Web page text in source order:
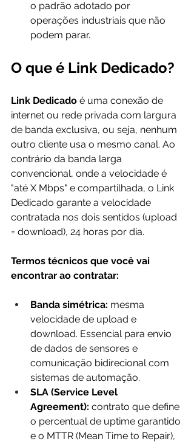
o padrão adotado por
operações industriais que não
podem parar.
O que é Link Dedicado?
Link Dedicado é uma conexão de
internet ou rede privada com largura
de banda exclusiva, ou seja, nenhum
outro cliente usa o mesmo canal. Ao
contrário da banda larga
convencional, onde a velocidade é
"até X Mbps" e compartilhada, o Link
Dedicado garante a velocidade
contratada nos dois sentidos (upload
= download), 24 horas por dia.
Termos técnicos que você vai
encontrar ao contratar:
Banda simétrica: mesma
velocidade de upload e
download. Essencial para envio
de dados de sensores e
comunicação bidirecional com
sistemas de automação.
SLA (Service Level
Agreement): contrato que define
o percentual de uptime garantido
e o MTTR (Mean Time to Repair),